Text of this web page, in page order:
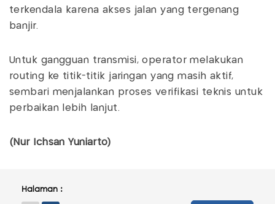
terkendala karena akses jalan yang tergenang
banjir.
Untuk gangguan transmisi, operator melakukan
routing ke titik-titik jaringan yang masih aktif,
sembari menjalankan proses verifikasi teknis untuk
perbaikan lebih lanjut.
(Nur Ichsan Yuniarto)
Halaman :